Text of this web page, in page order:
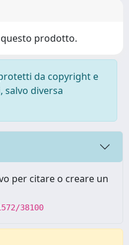
prodotto.
da copyright e
diversa
per citare o creare un
38100